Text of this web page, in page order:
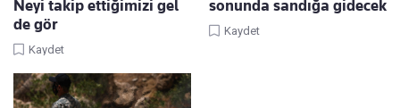
Neyi takip ettiğimizi gel
de gör
Kaydet
sonunda sandığa gidecek
Kaydet